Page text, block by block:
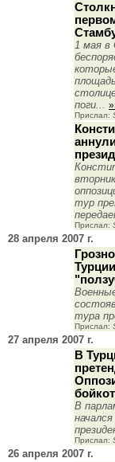
1 мая в
поги...
Прислал:
тур
Прислал:
28 апреля 2007 г.
тура
Прислал:
27 апреля 2007 г.
В
В
Прислал:
26 апреля 2007 г.